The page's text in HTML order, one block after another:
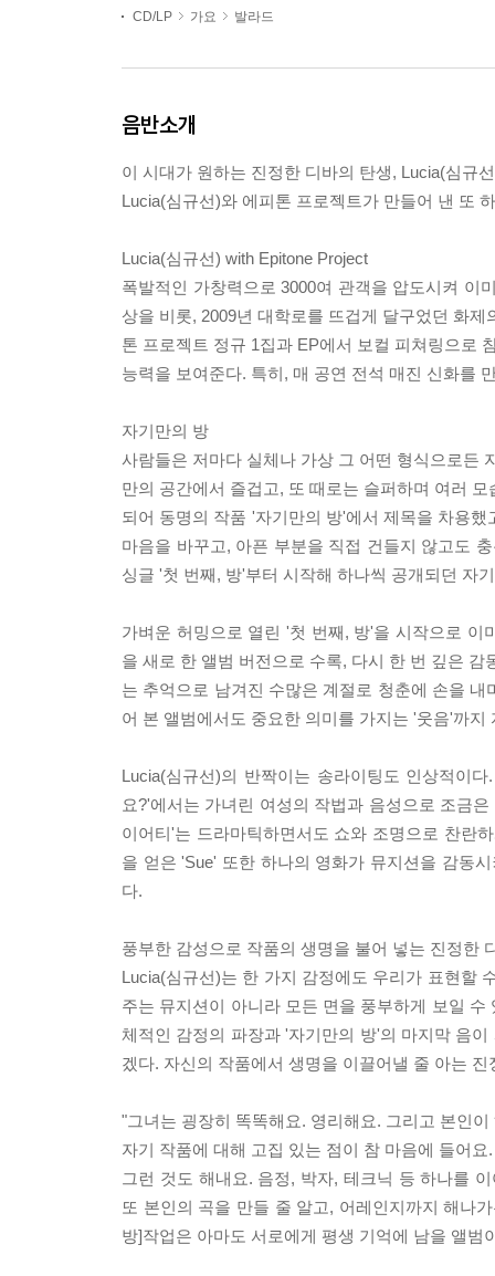
CD/LP 가요 발라드
음반소개
이 시대가 원하는 진정한 디바의 탄생, Lucia(심규
Lucia(심규선)와 에피톤 프로젝트가 만들어 낸 또
Lucia(심규선) with Epitone Project
폭발적인 가창력으로 3000여 관객을 압도시켜 이
상을 비롯, 2009년 대학로를 뜨겁게 달구었던 화
톤 프로젝트 정규 1집과 EP에서 보컬 피쳐링으로
능력을 보여준다. 특히, 매 공연 전석 매진 신화를
자기만의 방
사람들은 저마다 실체나 가상 그 어떤 형식으로든
만의 공간에서 즐겁고, 또 때로는 슬퍼하며 여러
되어 동명의 작품 '자기만의 방'에서 제목을 차용
마음을 바꾸고, 아픈 부분을 직접 건들지 않고도
싱글 '첫 번째, 방'부터 시작해 하나씩 공개되던 자
가벼운 허밍으로 열린 '첫 번째, 방'을 시작으로
을 새로 한 앨범 버전으로 수록, 다시 한 번 깊은
는 추억으로 남겨진 수많은 계절로 청춘에 손을
어 본 앨범에서도 중요한 의미를 가지는 '웃음'까
Lucia(심규선)의 반짝이는 송라이팅도 인상적이
요?'에서는 가녀린 여성의 작법과 음성으로 조금
이어티'는 드라마틱하면서도 쇼와 조명으로 찬란
을 얻은 'Sue' 또한 하나의 영화가 뮤지션을 감동
다.
풍부한 감성으로 작품의 생명을 불어 넣는 진정한
Lucia(심규선)는 한 가지 감정에도 우리가 표현할
주는 뮤지션이 아니라 모든 면을 풍부하게 보일
체적인 감정의 파장과 '자기만의 방'의 마지막 음
겠다. 자신의 작품에서 생명을 이끌어낼 줄 아는
"그녀는 굉장히 똑똑해요. 영리해요. 그리고 본인
자기 작품에 대해 고집 있는 점이 참 마음에 들어
그런 것도 해내요. 음정, 박자, 테크닉 등 하나를
또 본인의 곡을 만들 줄 알고, 어레인지까지 해나
방]작업은 아마도 서로에게 평생 기억에 남을 앨